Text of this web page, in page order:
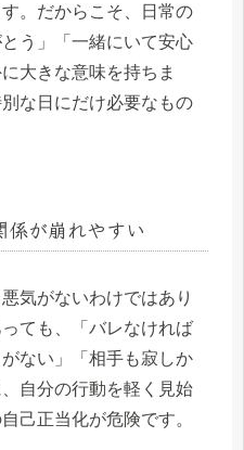
。だからこそ、日常の
う」「一緒にいて安心
大きな意味を持ちま
な日にだけ必要なもの
が崩れやすい
気がないわけではあり
ても、「バレなければ
ない」「相手も寂しか
自分の行動を軽く見始
己正当化が危険です。